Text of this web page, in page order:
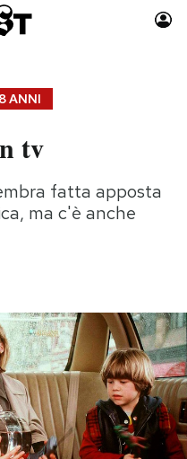
Moda
Consumismi
Altrecose
Mondiali calcio 2026
8 ANNI
tv
fatta apposta
ma c'è anche